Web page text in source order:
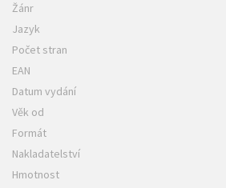
Žánr
Jazyk
Počet stran
EAN
Datum vydání
Věk od
Formát
Nakladatelství
Hmotnost